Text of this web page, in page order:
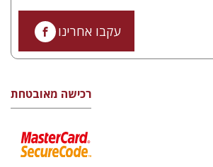
עקבו אחרינו
רכישה מאובטחת